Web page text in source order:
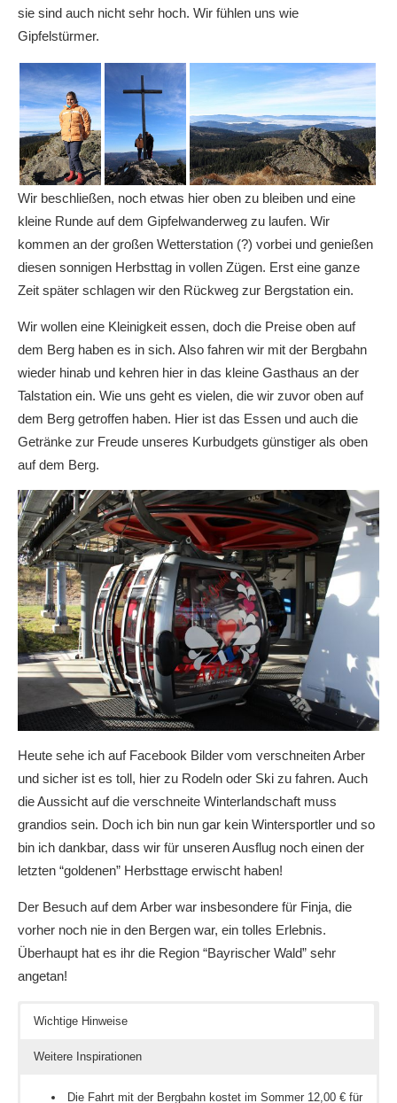
sie sind auch nicht sehr hoch. Wir fühlen uns wie
Gipfelstürmer.
Wir beschließen, noch etwas hier oben zu bleiben und eine
kleine Runde auf dem Gipfelwanderweg zu laufen. Wir
kommen an der großen Wetterstation (?) vorbei und genießen
diesen sonnigen Herbsttag in vollen Zügen. Erst eine ganze
Zeit später schlagen wir den Rückweg zur Bergstation ein.
Wir wollen eine Kleinigkeit essen, doch die Preise oben auf
dem Berg haben es in sich. Also fahren wir mit der Bergbahn
wieder hinab und kehren hier in das kleine Gasthaus an der
Talstation ein. Wie uns geht es vielen, die wir zuvor oben auf
dem Berg getroffen haben. Hier ist das Essen und auch die
Getränke zur Freude unseres Kurbudgets günstiger als oben
auf dem Berg.
Heute sehe ich auf Facebook Bilder vom verschneiten Arber
und sicher ist es toll, hier zu Rodeln oder Ski zu fahren. Auch
die Aussicht auf die verschneite Winterlandschaft muss
grandios sein. Doch ich bin nun gar kein Wintersportler und so
bin ich dankbar, dass wir für unseren Ausflug noch einen der
letzten “goldenen” Herbsttage erwischt haben!
Der Besuch auf dem Arber war insbesondere für Finja, die
vorher noch nie in den Bergen war, ein tolles Erlebnis.
Überhaupt hat es ihr die Region “Bayrischer Wald” sehr
angetan!
Wichtige Hinweise
Weitere Inspirationen
Die Fahrt mit der Bergbahn kostet im Sommer 12,00 € für